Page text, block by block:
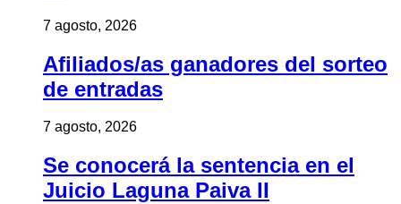
7 agosto, 2026
Afiliados/as ganadores del sorteo
de entradas
7 agosto, 2026
Se conocerá la sentencia en el
Juicio Laguna Paiva II